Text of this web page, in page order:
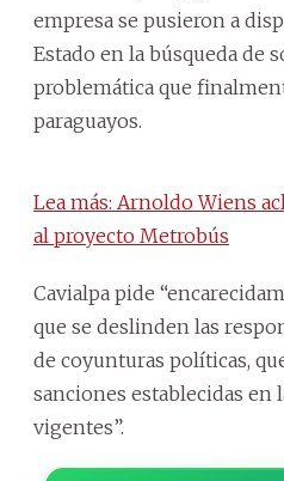
empresa se pusieron a
Estado en la búsqueda de
problemática que
paraguayos.
Lea más: Arnoldo Wiens
al proyecto Metrobús
Cavialpa pide
que se deslinden las
de coyunturas políticas,
sanciones establecidas en
vigentes”.